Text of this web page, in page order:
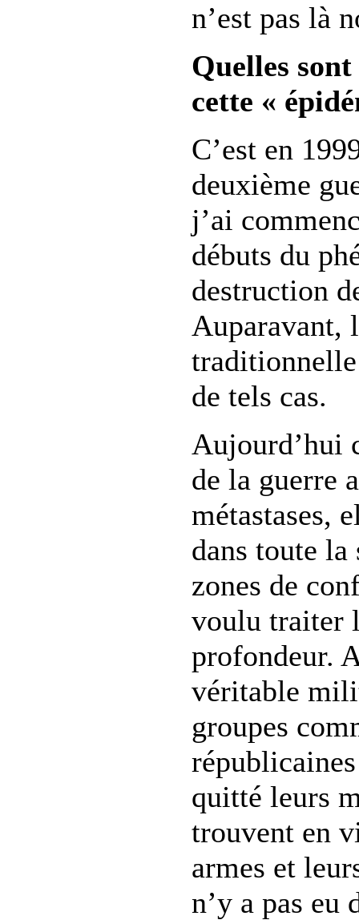
n’est pas là
Quelles
cette «
C’est en
deuxième
j’ai
débuts du
destruction
Auparavant,
de tels cas.
Aujourd’hui
de la guerre
métastases,
dans toute la
zones de
voulu traiter
profondeur.
véritable
groupes
quitté leurs
trouvent en
armes et
n’y a pas eu